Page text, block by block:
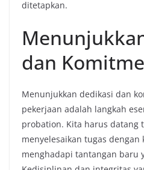
ditetapkan.
dan
Menunjukkan dedikasi dan
pekerjaan adalah langkah
probation. Kita harus datang
menyelesaikan tugas
menghadapi tantangan baru